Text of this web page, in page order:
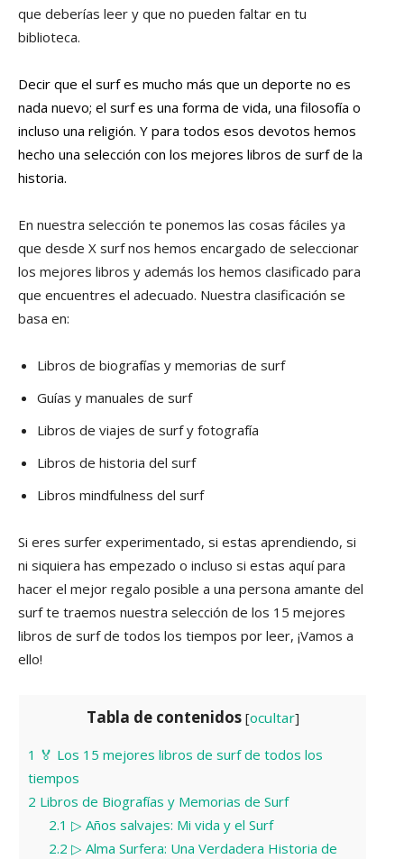
que deberías leer y que no pueden faltar en tu
biblioteca.
Decir que el surf es mucho más que un deporte no es
nada nuevo; el surf es una forma de vida, una filosofía o
incluso una religión. Y para todos esos devotos hemos
hecho una selección con los mejores libros de surf de la
historia.
En nuestra selección te ponemos las cosas fáciles ya
que desde X surf nos hemos encargado de seleccionar
los mejores libros y además los hemos clasificado para
que encuentres el adecuado. Nuestra clasificación se
basa en:
Libros de biografías y memorias de surf
Guías y manuales de surf
Libros de viajes de surf y fotografía
Libros de historia del surf
Libros mindfulness del surf
Si eres surfer experimentado, si estas aprendiendo, si
ni siquiera has empezado o incluso si estas aquí para
hacer el mejor regalo posible a una persona amante del
surf te traemos nuestra selección de los 15 mejores
libros de surf de todos los tiempos por leer, ¡Vamos a
ello!
Tabla de contenidos [ocultar]
1 🏅 Los 15 mejores libros de surf de todos los
tiempos
2 Libros de Biografías y Memorias de Surf
2.1 ▷ Años salvajes: Mi vida y el Surf
2.2 ▷ Alma Surfera: Una Verdadera Historia de